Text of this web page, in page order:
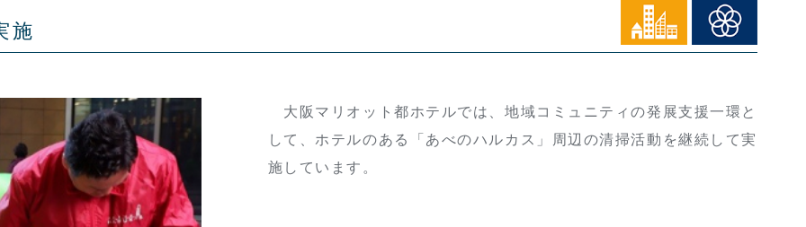
施
大阪マリオット都ホテルでは、地域コミュニティの発展支援一環と
して、ホテルのある「あべのハルカス」周辺の清掃活動を継続して実
施しています。